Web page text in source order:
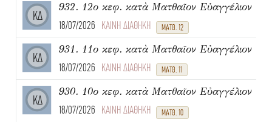
ΚΔ
932. 12ο κεφ. κατὰ Ματθαῖον Εὐαγγέλιον
18/07/2026 ΚΑΙΝΗ ΔΙΑΘΗΚΗ ΜΑΤΘ. 12
ΚΔ
931. 11ο κεφ. κατὰ Ματθαῖον Εὐαγγέλιον
18/07/2026 ΚΑΙΝΗ ΔΙΑΘΗΚΗ ΜΑΤΘ. 11
ΚΔ
930. 10ο κεφ. κατὰ Ματθαῖον Εὐαγγέλιον
18/07/2026 ΚΑΙΝΗ ΔΙΑΘΗΚΗ ΜΑΤΘ. 10